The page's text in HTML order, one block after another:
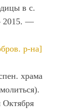
в с.
2015. —
р-на]
храма
Октября